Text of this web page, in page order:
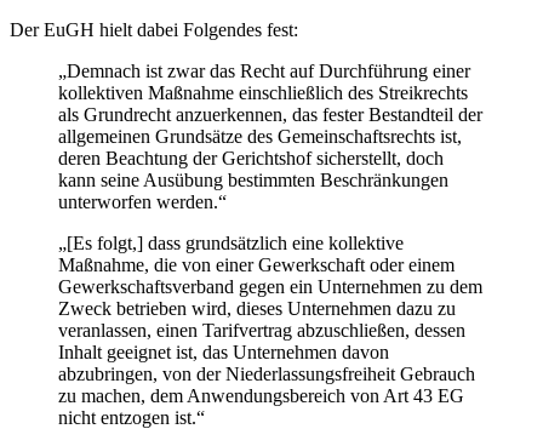
Der EuGH hielt dabei Folgendes fest:
„Demnach ist zwar das Recht auf Durchführung einer
kollektiven Maßnahme einschließlich des Streikrechts
als Grundrecht anzuerkennen, das fester Bestandteil der
allgemeinen Grundsätze des Gemeinschaftsrechts ist,
deren Beachtung der Gerichtshof sicherstellt, doch
kann seine Ausübung bestimmten Beschränkungen
unterworfen werden.“
„[Es folgt,] dass grundsätzlich eine kollektive
Maßnahme, die von einer Gewerkschaft oder einem
Gewerkschaftsverband gegen ein Unternehmen zu dem
Zweck betrieben wird, dieses Unternehmen dazu zu
veranlassen, einen Tarifvertrag abzuschließen, dessen
Inhalt geeignet ist, das Unternehmen davon
abzubringen, von der Niederlassungsfreiheit Gebrauch
zu machen, dem Anwendungsbereich von Art 43 EG
nicht entzogen ist.“